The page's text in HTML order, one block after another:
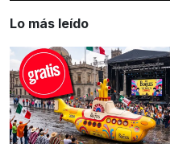
Lo más leído